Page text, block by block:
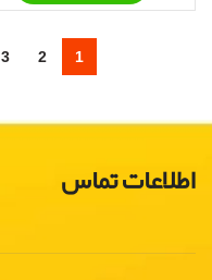
1
2
3
اطلاعات تماس